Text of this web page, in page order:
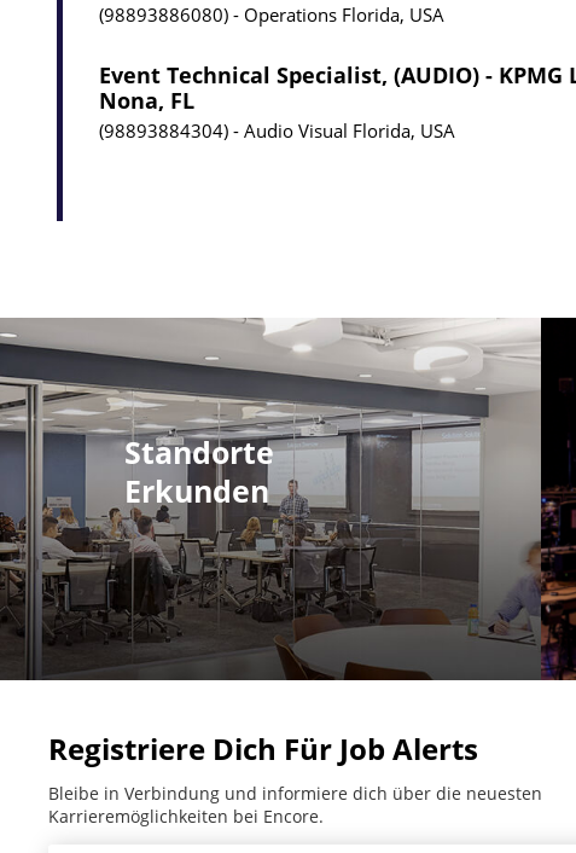
98893886080 Operations Florida, USA
Event Technical Specialist, (AUDIO) - KPMG
Nona, FL
98893884304 Audio Visual Florida, USA
Standorte
Erkunden
Registriere Dich Für Job Alerts
Bleibe in Verbindung und informiere dich über die neuesten
Karrieremöglichkeiten bei Encore.